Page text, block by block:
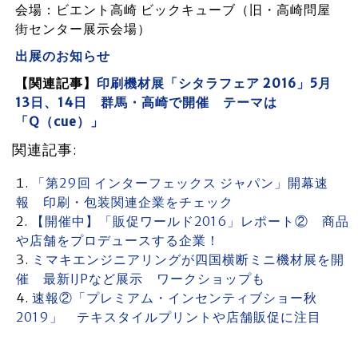
会場：ビエント高崎 ビックキューブ（旧・高崎問屋
街センター展示会場）
出展のお知らせ
【関連記事】 印刷機材展「シタラフェア 2016」5月
13日、14日 群馬・高崎で開催 テーマは
「Q（cue）」
関連記事:
「第29回 インターフェックス ジャパン」開幕速
報 印刷・包装関連企業をチェック
【開催中】「販促ワールド2016」レポート② 商品
や店舗をプロデュースする企業！
ミマキエンジニアリングが四国横断ミニ機材展を開
催 最新IJPなど展示 ワークショップも
速報②「プレミアム・インセンティブショー秋
2019」 テキスタイルプリントや店舗販促に注目